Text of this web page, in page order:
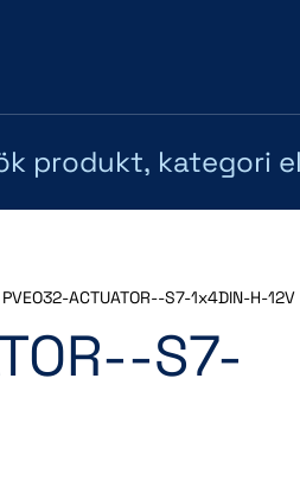
PVEO32-ACTUATOR--S7-1x4DIN-H-12V
S7-